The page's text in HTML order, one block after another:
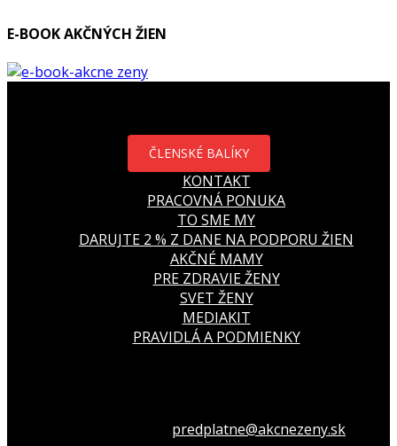
E-BOOK AKČNÝCH ŽIEN
ČLENSKÉ BALÍKY
KONTAKT
PRACOVNÁ PONUKA
TO SME MY
DARUJTE 2 % Z DANE NA PODPORU ŽIEN
AKČNÉ MAMY
PRE ZDRAVIE ŽENY
SVET ŽENY
MEDIAKIT
PRAVIDLÁ A PODMIENKY
predplatne@akcnezeny.sk